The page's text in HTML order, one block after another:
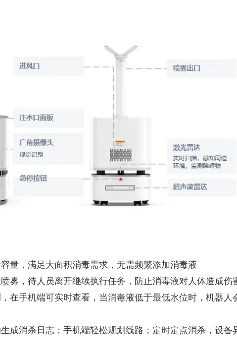
量，满足大面积消毒需求，无需频繁添加消毒液
雾，待人员离开继续执行任务，防止消毒液对人体造成伤
在手机端可实时查看，当消毒液低于最低水位时，机器人
成消杀日志；手机端轻松规划线路；定时定点消杀，设备